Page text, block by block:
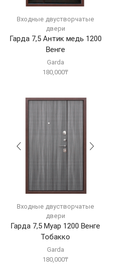
Входные двустворчатые
двери
Гарда 7,5 Антик медь 1200
Венге
Garda
180,000₸
Входные двустворчатые
двери
Гарда 7,5 Муар 1200 Венге
Тобакко
Garda
180,000₸